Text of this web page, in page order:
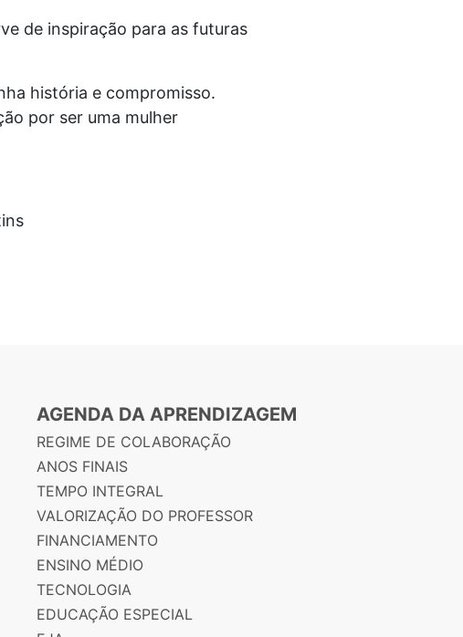
de inspiração para as futuras
história e compromisso.
por ser uma mulher
AGENDA DA APRENDIZAGEM
REGIME DE COLABORAÇÃO
ANOS FINAIS
TEMPO INTEGRAL
VALORIZAÇÃO DO PROFESSOR
FINANCIAMENTO
ENSINO MÉDIO
TECNOLOGIA
EDUCAÇÃO ESPECIAL